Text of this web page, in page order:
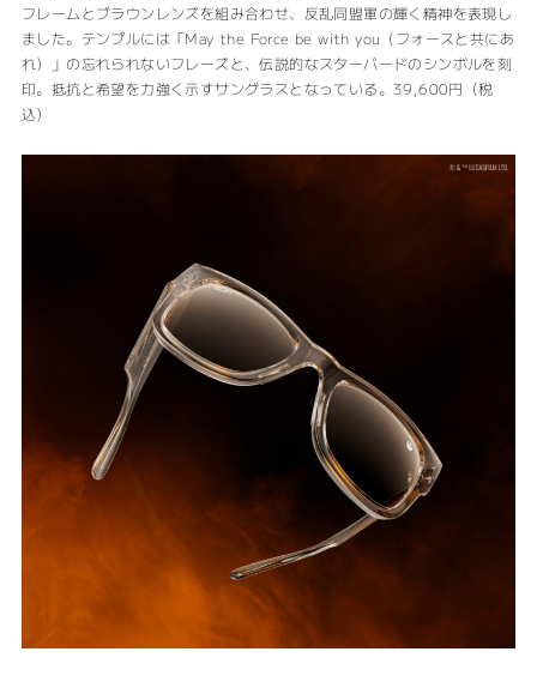
フレームとブラウンレンズを組み合わせ、反乱同盟軍の輝く精神を表現し
ました。テンプルには「May the Force be with you（フォースと共にあ
れ）」の忘れられないフレーズと、伝説的なスターバードのシンボルを刻
印。抵抗と希望を力強く示すサングラスとなっている。39,600円（税
込）